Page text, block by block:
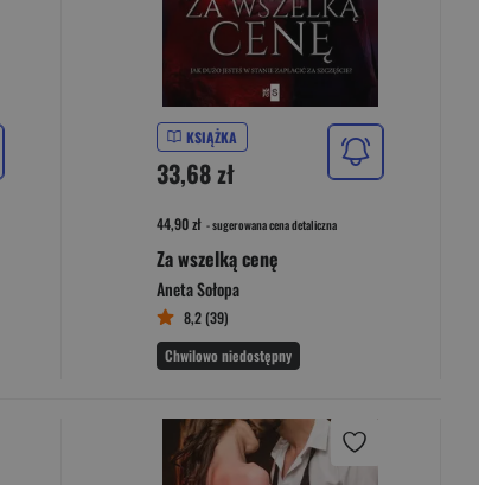
KSIĄŻKA
33,68 zł
44,90 zł - sugerowana cena detaliczna
Za wszelką cenę
Aneta Sołopa
8,2 (39)
Chwilowo niedostępny